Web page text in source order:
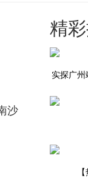
沙
精
实探广州
少，南